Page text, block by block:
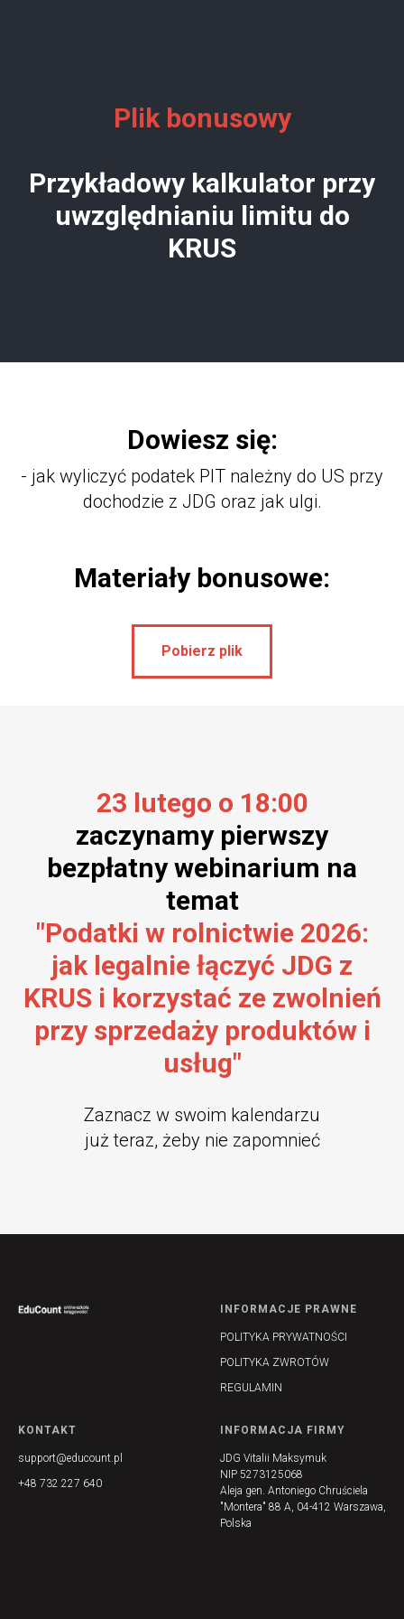
Plik bonusowy
Przykładowy kalkulator przy
uwzględnianiu limitu do
KRUS
Dowiesz się:
- jak wyliczyć podatek PIT należny do US przy
dochodzie z JDG oraz jak ulgi.
Materiały bonusowe:
Pobierz plik
23 lutego o 18:00
zaczynamy pierwszy
bezpłatny webinarium na
temat
"Podatki w rolnictwie 2026:
jak legalnie łączyć JDG z
KRUS i korzystać ze zwolnień
przy sprzedaży produktów i
usług"
Zaznacz w swoim kalendarzu
już teraz, żeby nie zapomnieć
INFORMACJE PRAWNE
POLITYKA PRYWATNOŚCI
POLITYKA ZWROTÓW
REGULAMIN
KONTAKT
support@educount.pl
+48 732 227 640
INFORMACJA FIRMY
JDG Vitalii Maksymuk
NIP 5273125068
Aleja gen. Antoniego Chruściela
"Montera" 88 A, 04-412 Warszawa,
Polska